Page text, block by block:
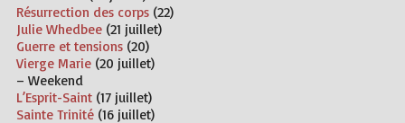
Résurrection des corps(22)
Julie Whedbee(21 juillet)
Guerre et tensions(20)
Vierge Marie(20 juillet)
– Weekend
L’Esprit-Saint(17 juillet)
Sainte Trinité(16 juillet)